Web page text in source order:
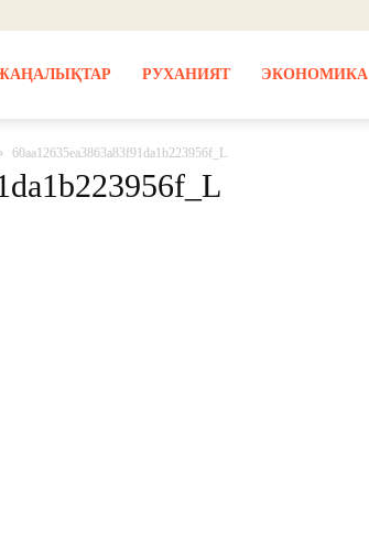
РУХАНИЯТ ЭКОНОМИКА
60aa12635ea3863a83f91da1b223956f_L